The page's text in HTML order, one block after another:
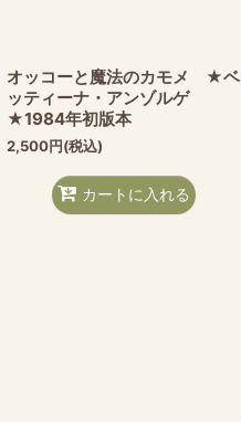
オッコーと魔法のカモメ ★ベ
ッティーナ・アンゾルゲ
★1984年初版本
2,500円(税込)
カートに入れる